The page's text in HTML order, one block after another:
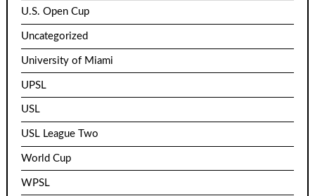
U.S. Open Cup
Uncategorized
University of Miami
UPSL
USL
USL League Two
World Cup
WPSL